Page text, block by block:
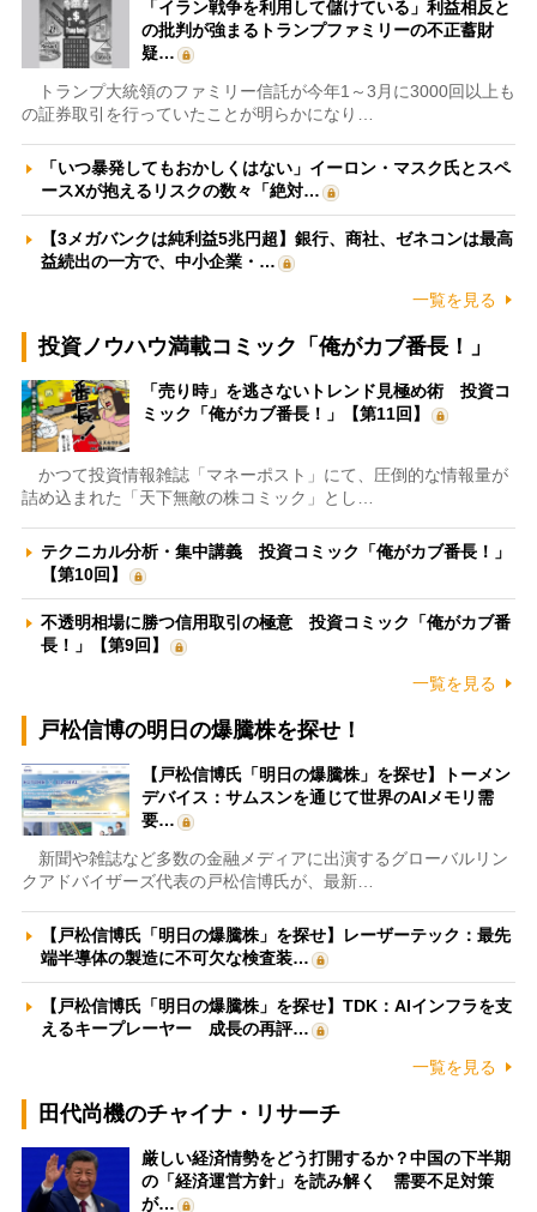
「イラン戦争を利用して儲けている」利益相反と
の批判が強まるトランプファミリーの不正蓄財
疑…
トランプ大統領のファミリー信託が今年1～3月に3000回以上も
の証券取引を行っていたことが明らかになり…
「いつ暴発してもおかしくはない」イーロン・マスク氏とスペ
ースXが抱えるリスクの数々「絶対…
【3メガバンクは純利益5兆円超】銀行、商社、ゼネコンは最高
益続出の一方で、中小企業・…
一覧を見る
投資ノウハウ満載コミック「俺がカブ番長！」
「売り時」を逃さないトレンド見極め術 投資コ
ミック「俺がカブ番長！」【第11回】
かつて投資情報雑誌「マネーポスト」にて、圧倒的な情報量が
詰め込まれた「天下無敵の株コミック」とし…
テクニカル分析・集中講義 投資コミック「俺がカブ番長！」
【第10回】
不透明相場に勝つ信用取引の極意 投資コミック「俺がカブ番
長！」【第9回】
一覧を見る
戸松信博の明日の爆騰株を探せ！
【戸松信博氏「明日の爆騰株」を探せ】トーメン
デバイス：サムスンを通じて世界のAIメモリ需
要…
新聞や雑誌など多数の金融メディアに出演するグローバルリン
クアドバイザーズ代表の戸松信博氏が、最新…
【戸松信博氏「明日の爆騰株」を探せ】レーザーテック：最先
端半導体の製造に不可欠な検査装…
【戸松信博氏「明日の爆騰株」を探せ】TDK：AIインフラを支
えるキープレーヤー 成長の再評…
一覧を見る
田代尚機のチャイナ・リサーチ
厳しい経済情勢をどう打開するか？中国の下半期
の「経済運営方針」を読み解く 需要不足対策
が…